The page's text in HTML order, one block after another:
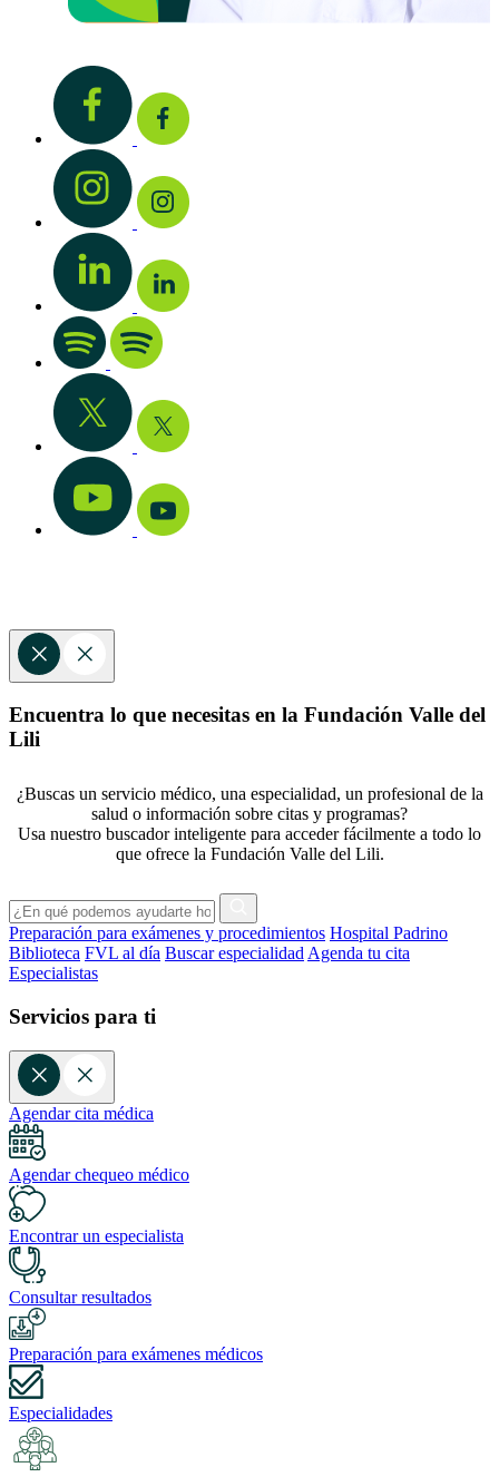
Encuentra lo que necesitas en la Fundación Valle del
Lili
¿Buscas un servicio médico, una especialidad, un profesional de la
salud o información sobre citas y programas?
Usa nuestro buscador inteligente para acceder fácilmente a todo lo
que ofrece la Fundación Valle del Lili.
Preparación para exámenes y procedimientos Hospital Padrino
Biblioteca FVL al día Buscar especialidad Agenda tu cita
Especialistas
Servicios para ti
Agendar cita médica
Agendar chequeo médico
Encontrar un especialista
Consultar resultados
Preparación para exámenes médicos
Especialidades